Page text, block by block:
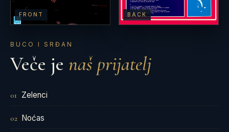
FRONT BACK
BUCO I SRĐAN
Veče je naš prijatelj
01 Zelenci
02 Noćas